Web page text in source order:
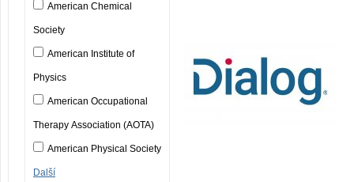
American Chemical
Society
American Institute of
Physics
American Occupational
Therapy Association (AOTA)
American Physical Society
Další